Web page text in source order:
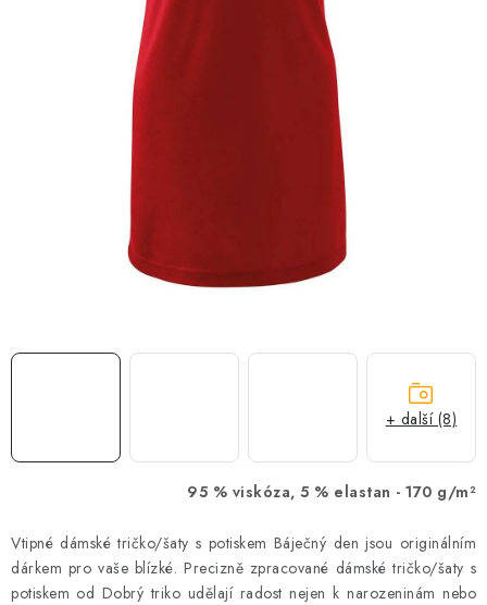
MÁM SRDCE POMÁHÁM
PROVIZNÍ SYSTÉM
Časté otázky
Obchodní podmínky
95 % viskóza, 5 % elastan - 170 g/m²
Vtipné dámské tričko/šaty s potiskem Báječný den jsou originálním
dárkem pro vaše blízké. Precizně zpracované dámské tričko/šaty s
potiskem od Dobrý triko udělají radost nejen k narozeninám nebo
+ další (8)